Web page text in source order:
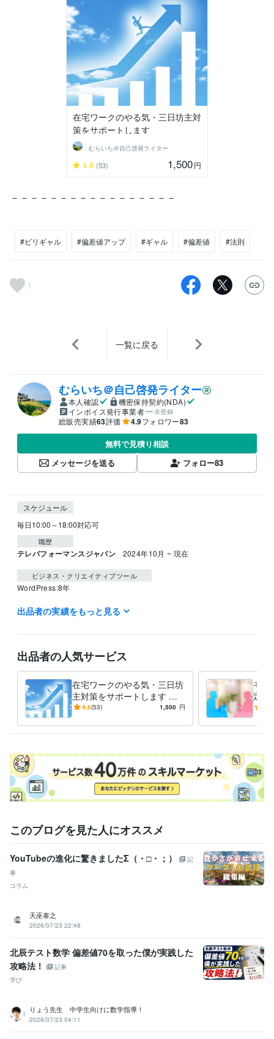
在宅ワークのやる気・三日坊主対
策をサポートします
むらいち＠自己啓発ライター
4.8 (53) 1,500円
－－－－－－－－－－－－－－－－－
#ビリギャル #偏差値アップ #ギャル #偏差値 #法則
1
一覧に戻る
むらいち＠自己啓発ライター
本人確認
機密保持契約(NDA)
インボイス発行事業者
未登録
総販売実績63評価 4.9フォロワー83
無料で見積り相談
メッセージを送る
フォロー83
スケジュール
毎日10:00～18:00対応可
職歴
テレパフォーマンスジャパン 2024年10月 ~ 現在
ビジネス・クリエイティブツール
WordPress:8年
得意分野
談
モチベーションUP
やる気UP 時間の使い方
ライティング・翻訳
目標設定 時間管理 読書術
手帳術
時間管理アプリ
自己啓発本レビュー ノウハウ構築 夢の作り方
学歴
福岡工業大学 2007年3月 ~ 2010年2月
英語 日常会話レベル
出品者の実績をもっと見る
出品者の人気サービス
在宅ワークのやる気・三日坊
主対策をサポートします 自
宅で集中して勉強・副業がデ
プ」
4.8(53) 1,500 円
モチ
定の
啓発
で）
このブログを見た人にオススメ
YouTubeの進化に驚きましたΣ（・□・；）
記
事
コラム
天巫泰之
2026/07/23 22:48
北辰テスト数学 偏差値70を取った僕が実践した
攻略法！
記事
学び
りょう先生 中学生向けに数学指導！
2026/07/23 04:11